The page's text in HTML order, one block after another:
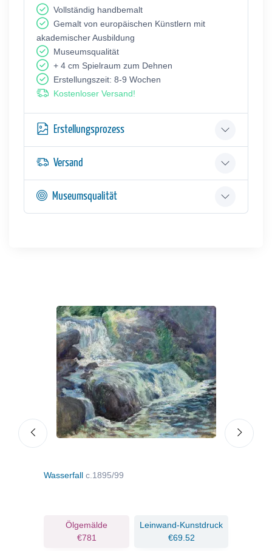
Vollständig handbemalt
Gemalt von europäischen Künstlern mit
akademischer Ausbildung
Museumsqualität
+ 4 cm Spielraum zum Dehnen
Erstellungszeit: 8-9 Wochen
Kostenloser Versand!
Erstellungsprozess
Versand
Museumsqualität
Wasserfall c.1895/99
Ölgemälde
€781
Leinwand-Kunstdruck
€69.52